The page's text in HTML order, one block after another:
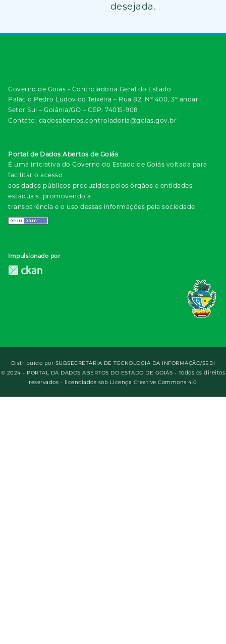
desejada.
Governo de Goiás - Controladoria Geral do Estado
Palácio Pedro Ludovico Teixeira – Rua 82, Nº 400, 3º andar
Setor Sul – Goiânia/GO – CEP: 74015-908
Contato: dadosabertos.controladoria@goias.gov.br
Portal de Dados Abertos de Goiás
É uma iniciativa do Governo do Estado de Goiás voltada para
facilitar o acesso
aos dados públicos produzidos pelos órgãos e entidades
estaduais, promovendo a
transparência e o uso dessas informações pela sociedade.
Impulsionado por
Distribuído por SUBSECRETARIA DE TECNOLOGIA DA INFORMAÇÃO/SEDI
© 2024 - PORTAL DA DADOS ABERTOS DO ESTADO DE GOIÁS - Todos os direitos
reservados - licenciados sob Licença Creative Commons 4.0